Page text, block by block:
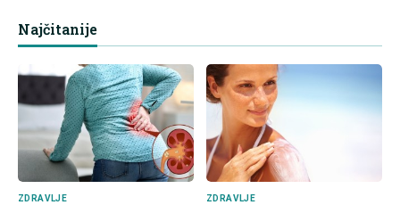
Najčitanije
ZDRAVLJE ZDRAVLJE